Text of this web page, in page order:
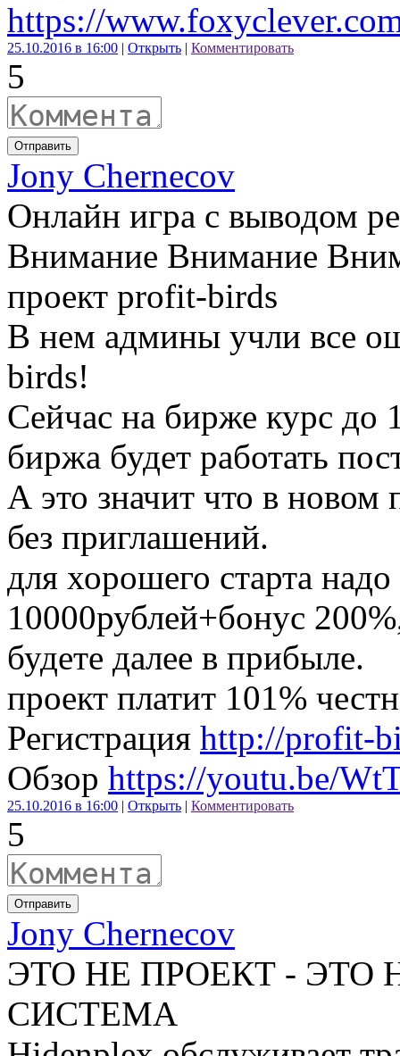
https://
25.10.2016 в 16:00 | Открыть | Комментировать
5
Отправить
Jony Chernecov
Онлайн игра с выводом
Внимание Внимание
проект profit-birds
В нем админы учли все
birds!
Сейчас на бирже курс до
биржа будет работать
А это значит что в новом
без приглашений.
для хорошего старта
10000рублей+бонус
будете далее в прибыле.
проект платит 101%
Регистрация http://profit-
Обзор https://youtu.be/
25.10.2016 в 16:00 | Открыть | Комментировать
5
Отправить
Jony Chernecov
ЭТО НЕ ПРОЕКТ -
СИСТЕМА